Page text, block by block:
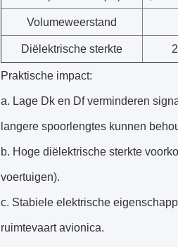
Volumeweerstand
Diëlektrische sterkte
Praktische impact:
a. Lage Dk en Df verminderen
langere spoorlengtes kunnen
b. Hoge diëlektrische sterkte
voertuigen).
c. Stabiele elektrische
ruimtevaart avionica.